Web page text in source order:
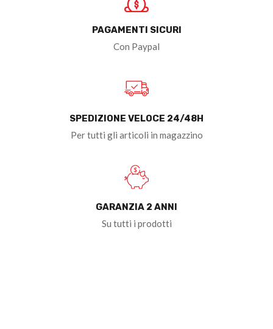
PAGAMENTI SICURI
Con Paypal
SPEDIZIONE VELOCE 24/48H
Per tutti gli articoli in magazzino
GARANZIA 2 ANNI
Su tutti i prodotti